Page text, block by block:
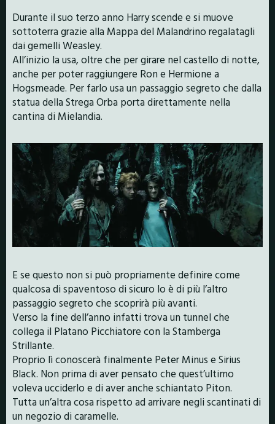
Durante il suo terzo anno Harry scende e si muove
sottoterra grazie alla Mappa del Malandrino regalatagli
dai gemelli Weasley.
All’inizio la usa, oltre che per girare nel castello di notte,
anche per poter raggiungere Ron e Hermione a
Hogsmeade. Per farlo usa un passaggio segreto che dalla
statua della Strega Orba porta direttamente nella
cantina di Mielandia.
E se questo non si può propriamente definire come
qualcosa di spaventoso di sicuro lo è di più l’altro
passaggio segreto che scoprirà più avanti.
Verso la fine dell’anno infatti trova un tunnel che
collega il Platano Picchiatore con la Stamberga
Strillante.
Proprio lì conoscerà finalmente Peter Minus e Sirius
Black. Non prima di aver pensato che quest’ultimo
voleva ucciderlo e di aver anche schiantato Piton.
Tutta un’altra cosa rispetto ad arrivare negli scantinati di
un negozio di caramelle.